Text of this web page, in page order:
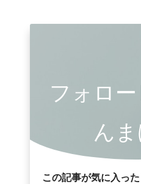
フォロ
ん
この記事が気に入っ